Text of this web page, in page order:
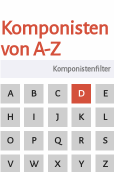
Komponisten von A-Z
Komponisten
von A-Z
A B C D E
H I J K L
O P Q R S
V W X Y Z